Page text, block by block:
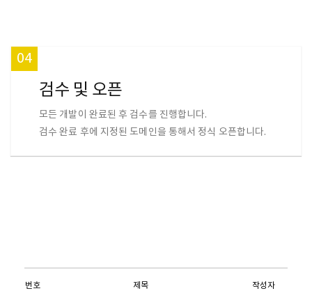
04
검수 및 오픈
모든 개발이 완료된 후 검수를 진행합니다.
검수 완료 후에 지정된 도메인을 통해서 정식 오픈합니다.
번호 제목 작성자